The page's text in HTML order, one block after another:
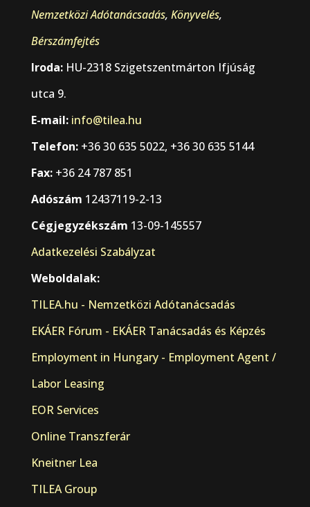
Nemzetközi Adótanácsadás, Könyvelés,
Bérszámfejtés
Iroda: HU-2318 Szigetszentmárton Ifjúság
utca 9.
E-mail: info@tilea.hu
Telefon:+36 30 635 5022, +36 30 635 5144
Fax:+36 24 787 851
Adószám 12437119-2-13
Cégjegyzékszám 13-09-145557
Adatkezelési Szabályzat
Weboldalak:
TILEA.hu - Nemzetközi Adótanácsadás
EKÁER Fórum - EKÁER Tanácsadás és Képzés
Employment in Hungary - Employment Agent /
Labor Leasing
EOR Services
Online Transzferár
Kneitner Lea
TILEA Group